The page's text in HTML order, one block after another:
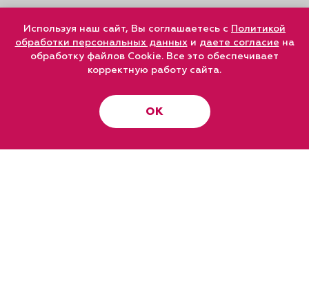
Используя наш сайт, Вы соглашаетесь с Политикой
обработки персональных данныхи даете согласие на
обработку файлов Cookie. Все это обеспечивает
корректную работу сайта.
ОК